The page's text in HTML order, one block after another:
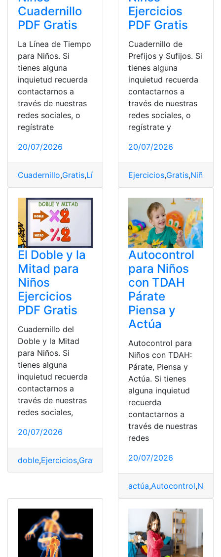
Cuadernillo
PDF Gratis
La Línea de Tiempo
para Niños. Si
tienes alguna
inquietud recuerda
contactarnos a
través de nuestras
redes sociales, o
regístrate
20/07/2026
Cuadernillo,Gratis,Línea Niños,PDF,Tiempo
Ejercicios
PDF Gratis
Cuadernillo de
Prefijos y Sufijos. Si
tienes alguna
inquietud recuerda
contactarnos a
través de nuestras
redes sociales, o
regístrate y
20/07/2026
Ejercicios,Gratis,Niños
El Doble y la
Mitad para
Niños
Ejercicios
PDF Gratis
Cuadernillo del
Doble y la Mitad
para Niños. Si
tienes alguna
inquietud recuerda
contactarnos a
través de nuestras
redes sociales,
20/07/2026
doble,Ejercicios,Gratis Niños,PDF
Autocontrol
para Niños
con TDAH
Párate
Piensa y
Actúa
Autocontrol para
Niños con TDAH:
Párate, Piensa y
Actúa. Si tienes
alguna inquietud
recuerda
contactarnos a
través de nuestras
redes
20/07/2026
actúa,Autocontrol,Niños